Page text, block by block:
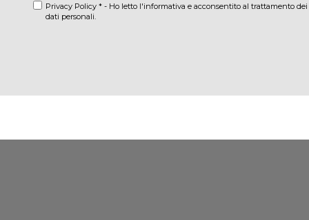
Privacy Policy * - Ho letto l'informativa e acconsentito al trattamento dei
dati personali.